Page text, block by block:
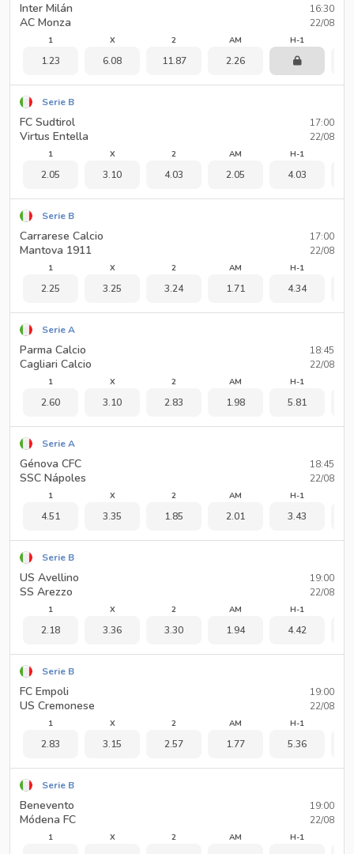
Inter Milán
AC Monza
16:30
22/08
1
1.23
X
6.08
2
11.87
AM
2.26
H-1
Serie B
FC Sudtirol
Virtus Entella
17:00
22/08
1
2.05
X
3.10
2
4.03
AM
2.05
H-1
4.03
Serie B
Carrarese Calcio
Mantova 1911
17:00
22/08
1
2.25
X
3.25
2
3.24
AM
1.71
H-1
4.34
Serie A
Parma Calcio
Cagliari Calcio
18:45
22/08
1
2.60
X
3.10
2
2.83
AM
1.98
H-1
5.81
Serie A
Génova CFC
SSC Nápoles
18:45
22/08
1
4.51
X
3.35
2
1.85
AM
2.01
H-1
3.43
Serie B
US Avellino
SS Arezzo
19:00
22/08
1
2.18
X
3.36
2
3.30
AM
1.94
H-1
4.42
Serie B
FC Empoli
US Cremonese
19:00
22/08
1
2.83
X
3.15
2
2.57
AM
1.77
H-1
5.36
Serie B
Benevento
Módena FC
19:00
22/08
1 X 2 AM H-1